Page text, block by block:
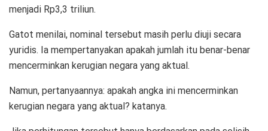
menjadi Rp3,3 triliun.
Gatot menilai, nominal tersebut masih perlu diuji secara
yuridis. Ia mempertanyakan apakah jumlah itu benar-benar
mencerminkan kerugian negara yang aktual.
Namun, pertanyaannya: apakah angka ini mencerminkan
kerugian negara yang aktual? katanya.